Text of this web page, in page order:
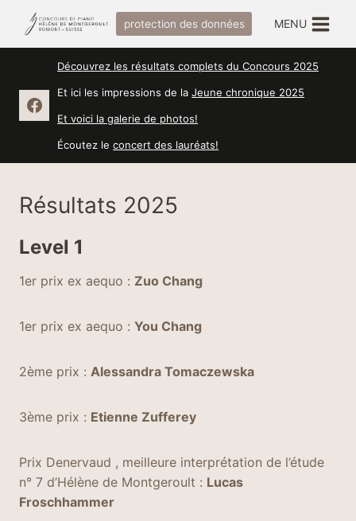
content
protection des données MENU
Découvrez les résultats complets du Concours 2025
Et ici les impressions de laJeune chronique 2025
Et voici la galerie de photos!
Écoutez leconcert des lauréats!
Résultats 2025
Level 1
1er prix ex aequo : Zuo Chang
1er prix ex aequo : You Chang
2ème prix : Alessandra Tomaczewska
3ème prix : Etienne Zufferey
Prix Denervaud , meilleure interprétation de l’étude
n° 7 d’Hélène de Montgeroult : Lucas
Froschhammer